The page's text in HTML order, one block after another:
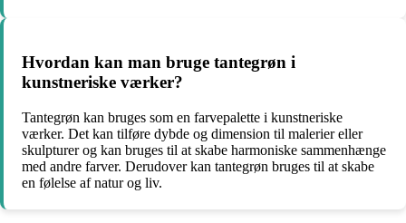
Hvordan kan man bruge tantegrøn i
kunstneriske værker?
Tantegrøn kan bruges som en farvepalette i kunstneriske
værker. Det kan tilføre dybde og dimension til malerier eller
skulpturer og kan bruges til at skabe harmoniske sammenhænge
med andre farver. Derudover kan tantegrøn bruges til at skabe
en følelse af natur og liv.